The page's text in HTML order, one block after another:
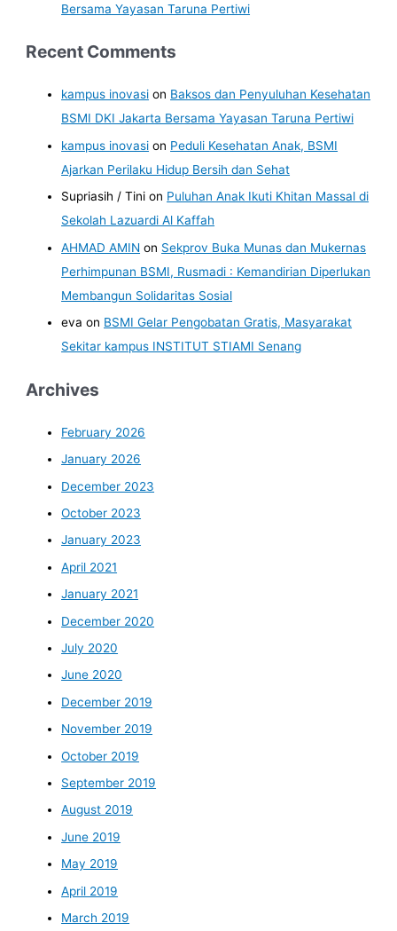
Bersama Yayasan Taruna Pertiwi
Recent Comments
kampus inovasi on Baksos dan Penyuluhan Kesehatan
BSMI DKI Jakarta Bersama Yayasan Taruna Pertiwi
kampus inovasi on Peduli Kesehatan Anak, BSMI
Ajarkan Perilaku Hidup Bersih dan Sehat
Supriasih / Tini on Puluhan Anak Ikuti Khitan Massal di
Sekolah Lazuardi Al Kaffah
AHMAD AMIN on Sekprov Buka Munas dan Mukernas
Perhimpunan BSMI, Rusmadi : Kemandirian Diperlukan
Membangun Solidaritas Sosial
eva on BSMI Gelar Pengobatan Gratis, Masyarakat
Sekitar kampus INSTITUT STIAMI Senang
Archives
February 2026
January 2026
December 2023
October 2023
January 2023
April 2021
January 2021
December 2020
July 2020
June 2020
December 2019
November 2019
October 2019
September 2019
August 2019
June 2019
May 2019
April 2019
March 2019